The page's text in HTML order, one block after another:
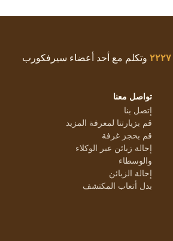
وتكلم مع أحد أعضاء سيرفكورب
تواصل معنا
إتصل بنا
قم بزيارتنا لمعرفة المزيد
قم بحجز غرفة
إحالة زبائن عبر الوكلاء
والوسطاء
إحالة الزبائن
بدل أتعاب المكتشف